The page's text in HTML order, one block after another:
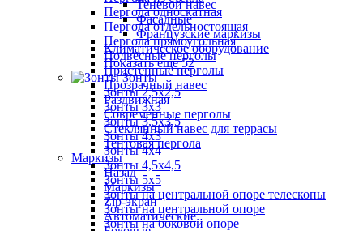
Теневой навес
Фасадные
Французские маркизы
Климатическое оборудование
Показать ещё 52
Зонты
Зонты 2,5х2,5
Зонты 3х3
Зонты 3,5х3,5
Зонты 4х3
Зонты 4х4
Зонты 4,5х4,5
Зонты 5х5
Зонты на центральной опоре телескопы
Зонты на центральной опоре
Зонты на боковой опоре
Пергола односкатная
Пергола отдельностоящая
Пергола прямоугольная
Подвесные перголы
Пристенные перголы
Прозрачный навес
Раздвижная
Современные перголы
Стеклянный навес для террасы
Тентовая пергола
Маркизы
Назад
Маркизы
Zip-экран
Автоматические